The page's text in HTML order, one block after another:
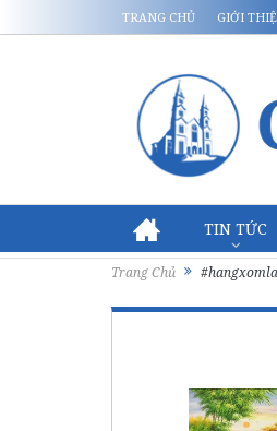
TRANG CHỦ GIỚI
TIN TỨC
Trang Chủ